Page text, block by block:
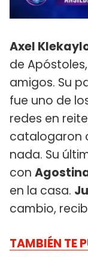
Axel
de
amigos. Su
fue uno de
redes en
catalogaron
nada. Su
con
en la casa.
cambio,
TAMBIÉN TE